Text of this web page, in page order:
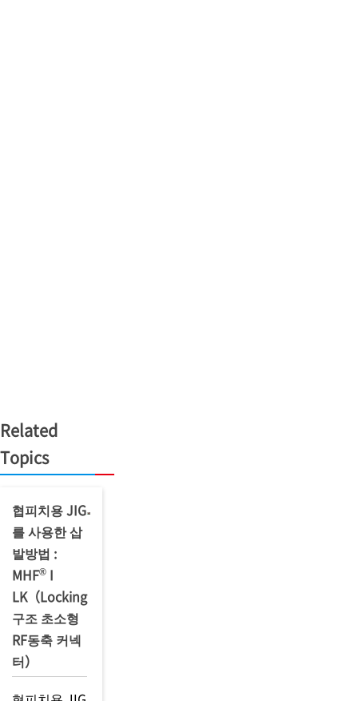
Related
Topics
협피치용 JIG
를 사용한 삽
발방법 :
MHF® I
LK（Locking
구조 초소형
RF동축 커넥
터）